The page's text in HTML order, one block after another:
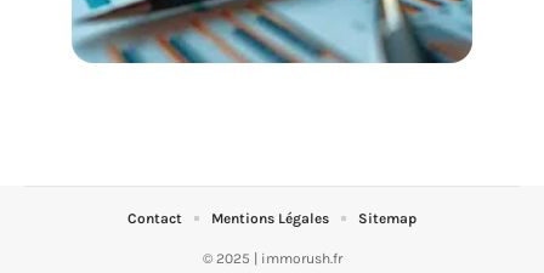
© 2025 | immorush.fr
Contact Mentions Légales Sitemap